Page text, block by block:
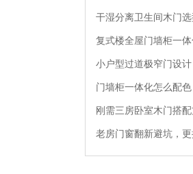
干湿分离卫生间木门
复式楼全屋门墙柜一
小户型过道极窄门设
门墙柜一体化怎么配
刚需三房卧室木门搭
老房门窗翻新避坑，